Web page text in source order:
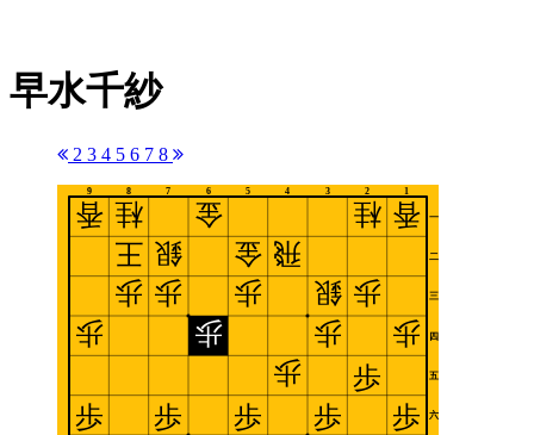
早水千紗
2 3 4 5 6 7 8